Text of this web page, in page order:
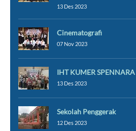
13 Des 2023
Cinematografi
07 Nov 2023
IHT KUMER SPENNARA
13 Des 2023
Sekolah Penggerak
12 Des 2023